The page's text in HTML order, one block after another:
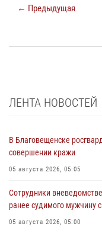
← Предыдущая
ЛЕНТА НОВОСТЕЙ
В Благовещенске
совершении кражи
05 августа 2026, 05:05
Сотрудники
ранее судимого мужчину
05 августа 2026, 05:00